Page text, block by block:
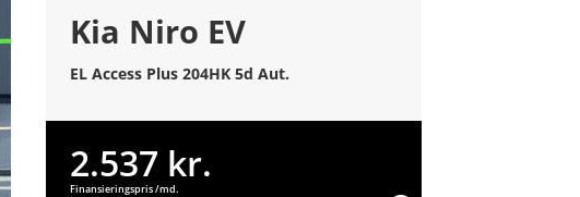
Kia Niro EV
EL Access Plus 204HK 5d Aut.
2.537 kr.
Finansieringspris /md.